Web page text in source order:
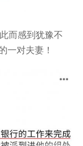
而感到犹豫不
一对夫妻！